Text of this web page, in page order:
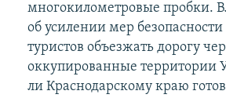
многокилометровые пробки.
об усилении мер безопасности
туристов объезжать дорогу
оккупированные территории
ли Краснодарскому краю